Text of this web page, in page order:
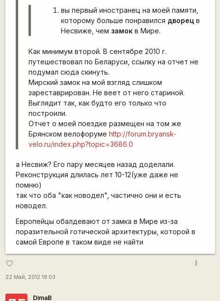
вы первый иностранец на моей памяти,
которому больше понравился дворецв
Несвиже, чем замокв Мире.
Как минимум второй. В сентябре 2010 г.
путешествовал по Беларуси, ссылку на отчет не
подумал сюда скинуть.
Мирский замок на мой взгляд слишком
зареставрирован. Не веет от него стариной.
Выглядит так, как будто его только что
построили.
Отчет о моей поездке размещен на том же
Брянском велофоруме http://forum.bryansk-
velo.ru/index.php?topic=3686.0
а Несвиж? Его пару месяцев назад доделали.
Реконструкция длилась лет 10-12(уже даже не
помню)
так что оба "как новодел", частично они и есть
новодел.
Европейцы обалдевают от замка в Мире из-за
поразительной готической архитектуры, которой в
самой Европе в таком виде не найти
favorite_border
22 Май, 2012 19:03
more_vert
DimaB